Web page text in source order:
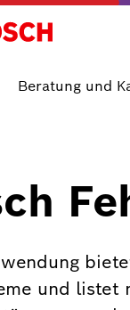
Beratung und
und listet